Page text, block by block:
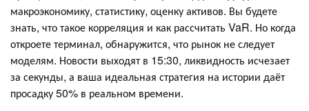
макроэкономику, статистику, оценку активов. Вы будете
знать, что такое корреляция и как рассчитать VaR. Но когда
откроете терминал, обнаружится, что рынок не следует
моделям. Новости выходят в 15:30, ликвидность исчезает
за секунды, а ваша идеальная стратегия на истории даёт
просадку 50% в реальном времени.